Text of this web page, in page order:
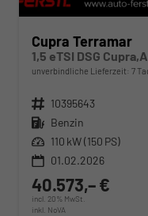
Cupra Terramar
1,5 eTSI DSG
unverbindliche Lieferzeit: 7
Fahrzeugnr. 10395643
Kraftstoff Benzin
Leistung 110 kW (150 PS)
01.02.2026
40.573,– €
incl. 20% MwSt.
inkl. NoVA